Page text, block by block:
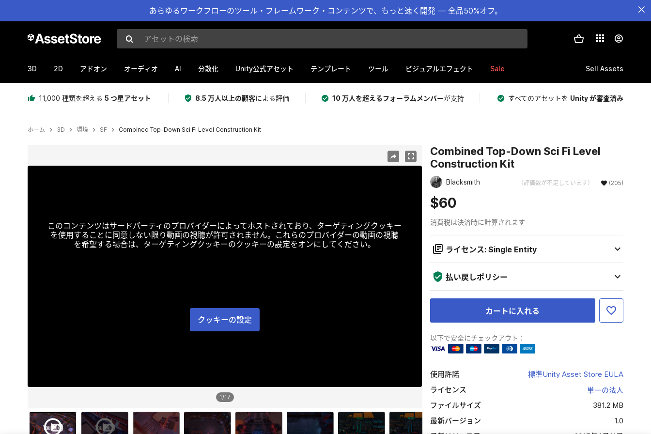
あらゆるワークフローのツール・フレームワーク・コンテンツで、もっと速く開発 — 全品50%オフ。
アセットの検索
3D 2D アドオン オーディオ AI 分散化 Unity公式アセット テンプレート ツール ビジュアルエフェクト Sale Sell Assets
11,000 種類を超える 5 つ星アセット 8.5 万人以上の顧客による評価 10 万人を超えるフォーラムメンバーが支持 すべてのアセットを Unity が審査済み
ホーム 3D 環境 SF Combined Top-Down Sci Fi Level Construction Kit
このコンテンツはサードパーティのプロバイダーによってホストされており、ターゲティングクッキー
を使用することに同意しない限り動画の視聴が許可されません。これらのプロバイダーの動画の視聴
を希望する場合は、ターゲティングクッキーのクッキーの設定をオンにしてください。
クッキーの設定
1/17
Combined Top-Down Sci Fi Level
Construction Kit
Blacksmith （評価数が不足しています） (205)
$60
消費税は決済時に計算されます
ライセンス: Single Entity
払い戻しポリシー
カートに入れる
以下で安全にチェックアウト：
使用許諾
標準Unity Asset Store EULA
ライセンス
単一の法人
ファイルサイズ
381.2 MB
最新バージョン
1.0